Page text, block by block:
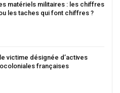
matériels militaires : les chiffres
les taches qui font chiffres ?
victime désignée d’actives
françaises